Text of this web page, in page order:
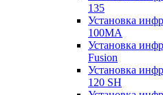
135
Установка
100МА
Установка
Fusion
Установка
120 SH